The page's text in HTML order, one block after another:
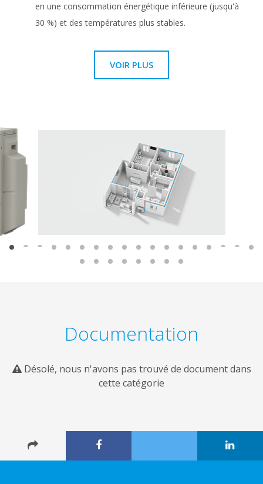
en une consommation énergétique inférieure (jusqu'à
30 %) et des températures plus stables.
VOIR PLUS
Documentation
Désolé, nous n'avons pas trouvé de document dans
cette catégorie